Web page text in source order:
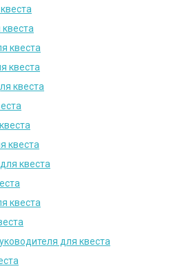
квеста
квеста
квеста
квеста
квеста
квеста
для квеста